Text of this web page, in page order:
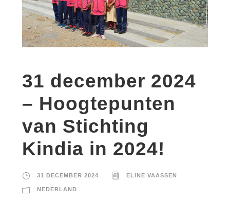
31 december 2024
– Hoogtepunten
van Stichting
Kindia in 2024!
31 DECEMBER 2024 ELINE VAASSEN
NEDERLAND